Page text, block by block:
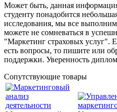
Может быть, данная
студенту понадобится
исследования, мы все
можете не сомневаться в
"Маркетинг страховых услуг".
есть вопросы, то пишите или
поддержки. Уверенность
Сопутствующие товары